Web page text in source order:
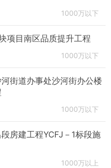
1000万以下
项目南区品质提升工程
1000万以下
街道办事处沙河街办公楼
1000万以下
房建工程YCFJ－1标段施
1000万以上